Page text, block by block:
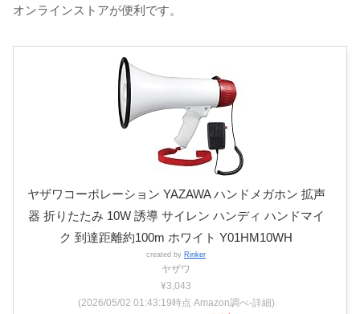
オンラインストアが便利です。
ヤザワコーポレーション YAZAWA ハンドメガホン 拡声
器 折りたたみ 10W 誘導 サイレン ハンディ ハンドマイ
ク 到達距離約100m ホワイト Y01HM10WH
created by Rinker
ヤザワ
¥3,043
(2026/05/02 01:43:19時点 Amazon調べ-詳細)